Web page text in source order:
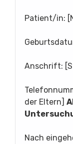
Patient/in:
Anschrift:
der Eltern]
Nach